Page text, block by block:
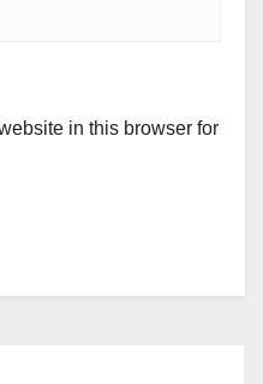
in this browser for